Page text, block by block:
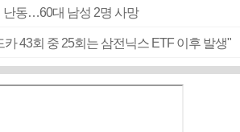
난동…60대 남성 2명 사망
43회 중 25회는 삼전닉스 ETF 이후 발생"